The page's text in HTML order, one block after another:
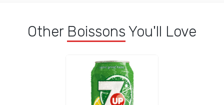
Other Boissons You'll Love